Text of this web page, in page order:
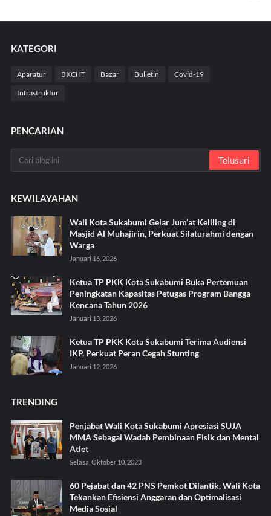
KATEGORI
Aparatur BKCHT Bazar Bulletin Covid-19
Infrastruktur
PENCARIAN
KEWILAYAHAN
Wali Kota Sukabumi Gelar Jum’at Keliling di
Masjid Al Muhajirin, Perkuat Silaturahmi dengan
Warga
Januari 16, 2026
Ketua TP PKK Kota Sukabumi Buka Pertemuan
Peningkatan Kapasitas Petugas Program Bangga
Kencana Tahun 2026
Januari 13, 2026
Ketua TP PKK Kota Sukabumi Terima Audiensi
IKP, Perkuat Peran Cegah Stunting
Januari 12, 2026
TRENDING
Penjabat Wali Kota Sukabumi Apresiasi SUJA
MMA Sebagai Wadah Pembinaan Fisik dan Mental
Atlet
Selasa, Oktober 10, 2023
60 Pejabat dan 42 PNS Pemkot Dilantik, Wali Kota
Tekankan Efisiensi Anggaran dan Optimalisasi
Media Sosial